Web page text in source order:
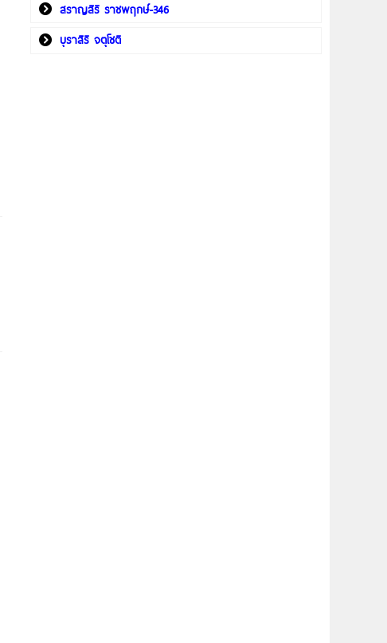
สราญสิริ ราชพฤกษ์-346
บุราสิริ จตุโชติ